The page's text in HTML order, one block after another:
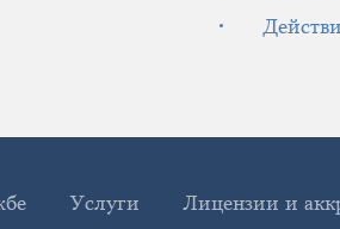
Услуги Лицензии и